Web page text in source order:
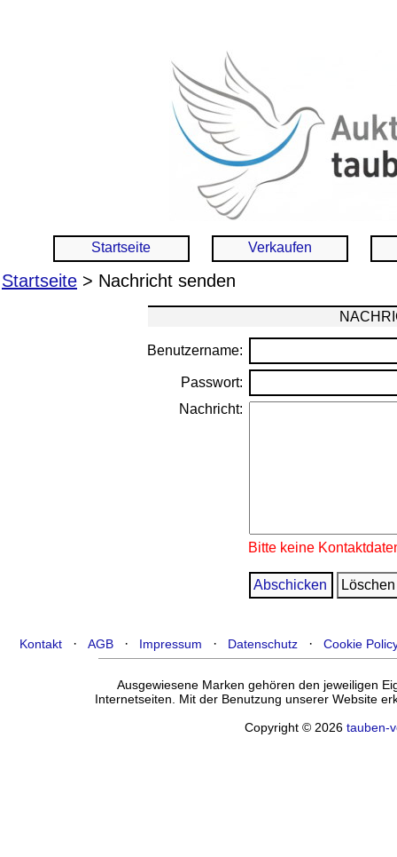
Startseite Verkaufen
Startseite > Nachricht senden
Benutzername:
Passwort:
Nachricht:
Bitte keine
Kontakt ·AGB · Impressum · Datenschutz ·Cookie
Ausgewiesene Marken gehören den jeweiligen
Internetseiten. Mit der Benutzung unserer Website
Copyright © 2026tauben-